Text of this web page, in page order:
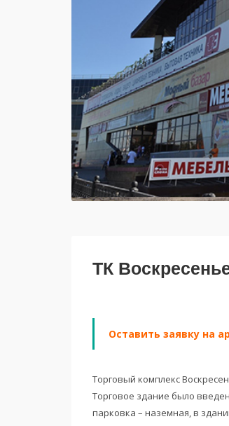
ТК
Оставить заявку на
Торговый комплекс
Торговое здание было
парковка – наземная, в